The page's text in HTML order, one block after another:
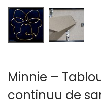
Minnie –
continuu de